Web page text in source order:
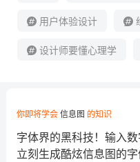
用户体验设计
设计师要懂心理学
你即将学会信息图 的知识
字体界的黑科技！输入
立刻生成酷炫信息图的